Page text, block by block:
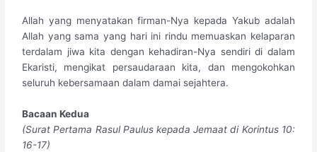
Allah yang menyatakan firman-Nya kepada Yakub adalah
Allah yang sama yang hari ini rindu memuaskan kelaparan
terdalam jiwa kita dengan kehadiran-Nya sendiri di dalam
Ekaristi, mengikat persaudaraan kita, dan mengokohkan
seluruh kebersamaan dalam damai sejahtera.
​Bacaan Kedua
(Surat Pertama Rasul Paulus kepada Jemaat di Korintus 10:
16-17)